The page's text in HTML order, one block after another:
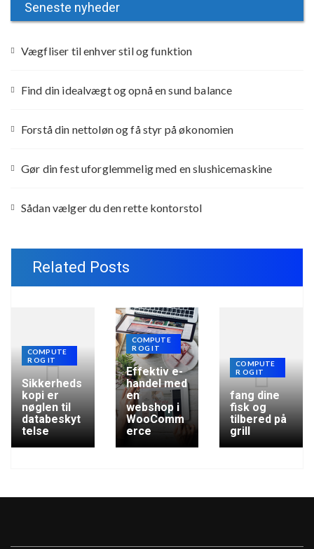
Seneste nyheder
Vægfliser til enhver stil og funktion
Find din idealvægt og opnå en sund balance
Forstå din nettoløn og få styr på økonomien
Gør din fest uforglemmelig med en slushicemaskine
Sådan vælger du den rette kontorstol
Related Posts
COMPUTE
R OG IT
Sikkerheds
kopi er
nøglen til
databeskyt
telse
COMPUTE
R OG IT
Effektiv e-
handel med
en
webshop i
WooComm
erce
COMPUTE
R OG IT
fang dine
fisk og
tilbered på
grill